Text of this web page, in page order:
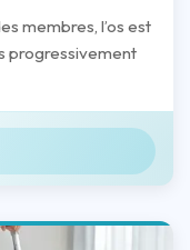
membres, l’os est
progressivement